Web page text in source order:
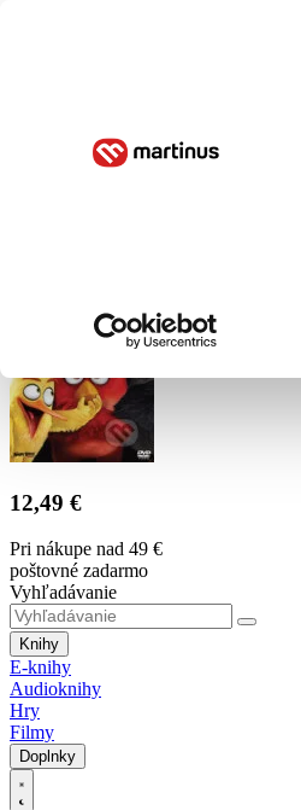
12,49 €
Pri nákupe nad 49 €
poštovné zadarmo
Vyhľadávanie
Knihy
E-knihy
Audioknihy
Hry
Filmy
Doplnky